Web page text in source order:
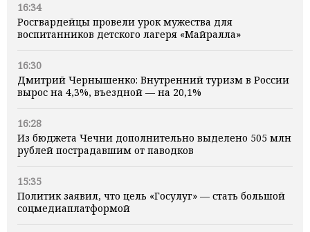
16:34
Росгвардейцы провели урок мужества для
воспитанников детского лагеря «Майралла»
16:30
Дмитрий Чернышенко: Внутренний туризм в России
вырос на 4,3%, въездной — на 20,1%
16:28
Из бюджета Чечни дополнительно выделено 505 млн
рублей пострадавшим от паводков
15:35
Политик заявил, что цель «Госулуг» — стать большой
соцмедиаплатформой